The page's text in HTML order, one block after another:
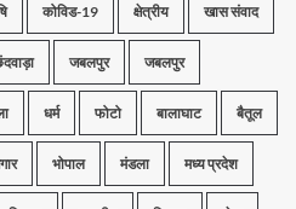
कोविड-19 क्षेत्रीय खास संवाद
जबलपुर जबलपुर
धर्म फोटो बालाघाट बैतूल
भोपाल मंडला मध्य प्रदेश